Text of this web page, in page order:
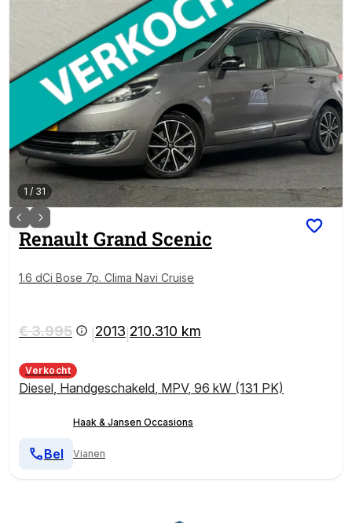
1 / 31
Renault Grand Scenic
1.6 dCi Bose 7p. Clima Navi Cruise
€ 3.995 2013 210.310 km
Verkocht
Diesel, Handgeschakeld, MPV, 96 kW (131 PK)
Haak & Jansen Occasions
Vianen
Bel